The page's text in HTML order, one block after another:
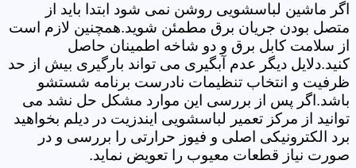
اگر ماشین لباسشویی روشن نمی شود ابتدا باید از
متصل بودن جریان برق مطمئن شوید.همچنین لازم است
از سلامت کابل برق و دو شاخه اطمینان حاصل
کنید.دلایل دیگر عدم آبگیری می تواند بارگیری بیش از حد
ظرفیت و انتخاب تنظیمات نادرست برنامه شستشو
باشد.اگر پس از بررسی این موارد مشکل حل نشد می
توانید از مرکز تعمیر لباسشویی ایندزیت در دیلم بخواهید
برد الکترونیکی اصلی و فیوز حرارتی را بررسی و در
صورت نیاز قطعات معیوب را تعویض نماید.